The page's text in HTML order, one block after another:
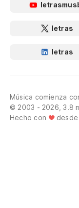
letras
letras
Música comienza
© 2003 - 2026, 3.8
Hecho con
desde